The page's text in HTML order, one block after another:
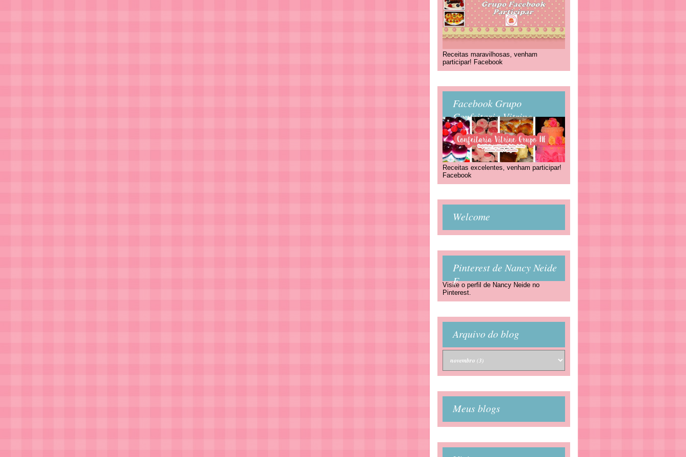
Receitas maravilhosas, venham
participar! Facebook
Facebook Grupo
Confeitaria Vitrine
Receitas excelentes, venham participar!
Facebook
Welcome
Pinterest de Nancy Neide
F
Visite o perfil de Nancy Neide no
Pinterest.
Arquivo do blog
Meus blogs